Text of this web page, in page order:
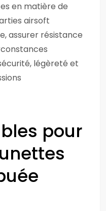
en matière de
airsoft
assurer résistance
légèreté et
pour